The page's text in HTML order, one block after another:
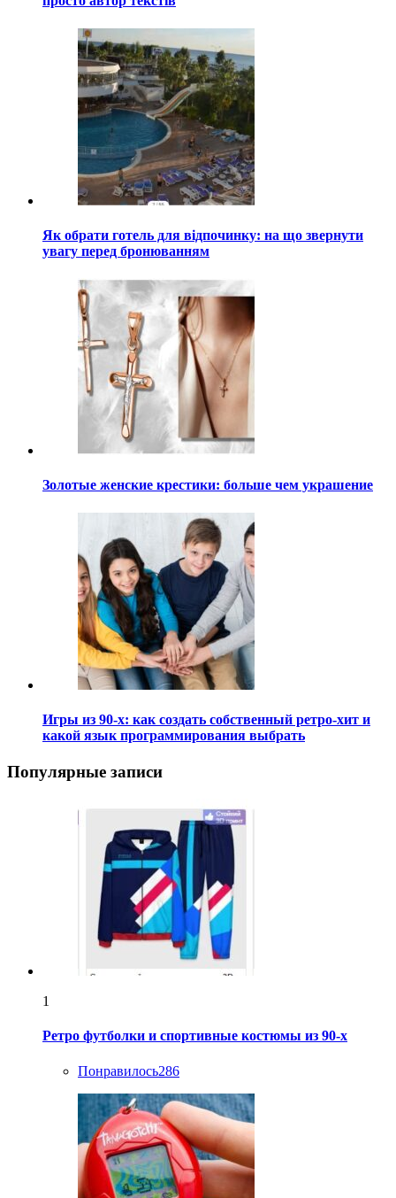
Як обрати готель для відпочинку: на що звернути
увагу перед бронюванням
Золотые женские крестики: больше чем украшение
Игры из 90-х: как создать собственный ретро-хит и
какой язык программирования выбрать
Популярные записи
1
Ретро футболки и спортивные костюмы из 90-х
Понравилось286